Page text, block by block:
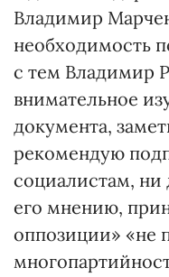
Владимир
необходимость
с тем Владимир
внимательное
документа,
рекомендую
социалистам,
его мнению,
оппозиции» «не